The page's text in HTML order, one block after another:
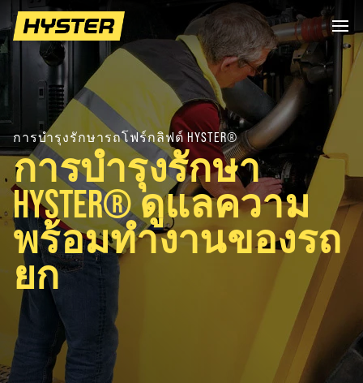
การบำรุงรักษารถโฟร์กลิฟต์ HYSTER®
การบำรุงรักษา
HYSTER® ดูแลความ
พร้อมทำงานของรถ
ยก